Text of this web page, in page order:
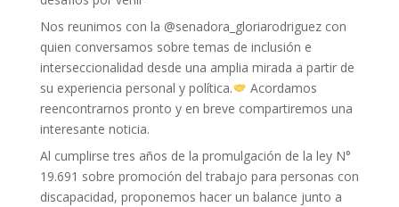
Nos reunimos con la @senadora_gloriarodriguez con
quien conversamos sobre temas de inclusión e
interseccionalidad desde una amplia mirada a partir de
su experiencia personal y política.
Acordamos
reencontrarnos pronto y en breve compartiremos una
interesante noticia.
Al cumplirse tres años de la promulgación de la ley N°
19.691 sobre promoción del trabajo para personas con
discapacidad, proponemos hacer un balance junto a